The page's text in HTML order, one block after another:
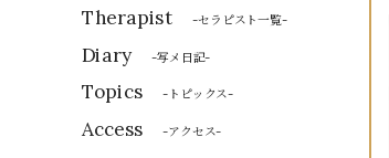
Therapist -セラピスト一覧-
Diary -写メ日記-
Topics -トピックス-
Access -アクセス-